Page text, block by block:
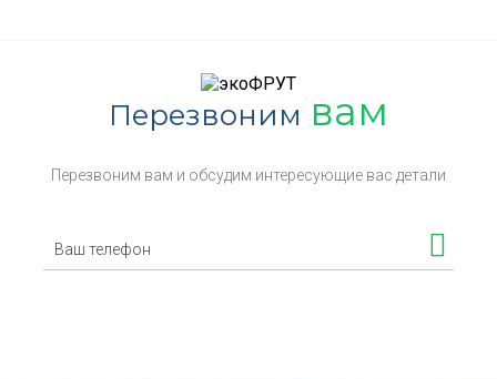
Перезвоним вам
Перезвоним вам и обсудим интересующие вас детали